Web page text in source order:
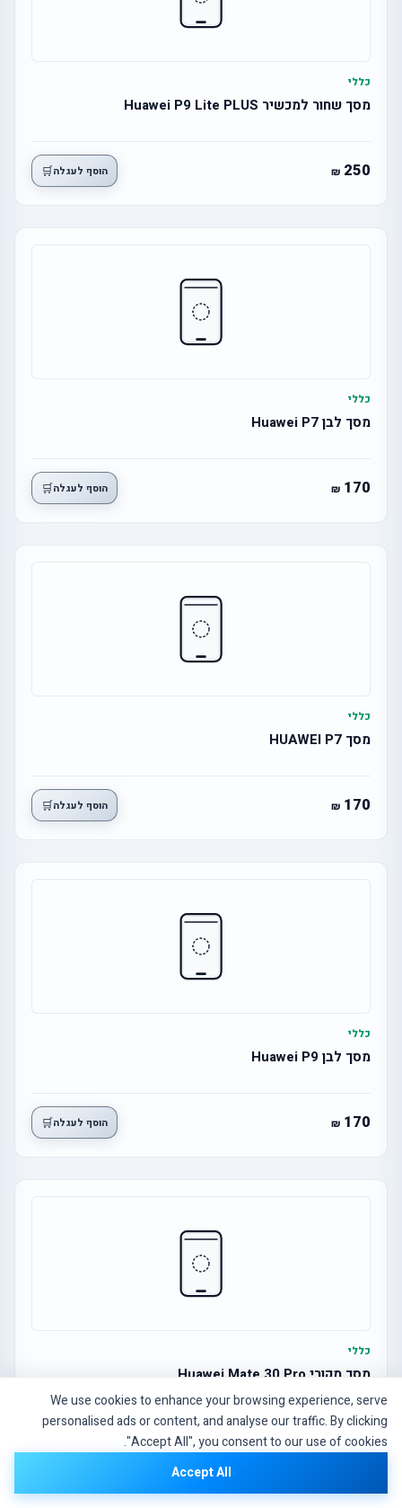
We use cookies to enhance your browsing experience, serve
personalised ads or content, and analyse our traffic. By clicking
"Accept All", you consent to our use of cookies.
Accept All
כללי
מסך שחור למכשיר Huawei P9 Lite PLUS
250 הוסף לעגלה🛒
כללי
מסך לבן Huawei P7
170 הוסף לעגלה🛒
כללי
מסך HUAWEI P7
170 הוסף לעגלה🛒
כללי
מסך לבן Huawei P9
170 הוסף לעגלה🛒
כללי
מסך מקורי Huawei Mate 30 Pro
1,140